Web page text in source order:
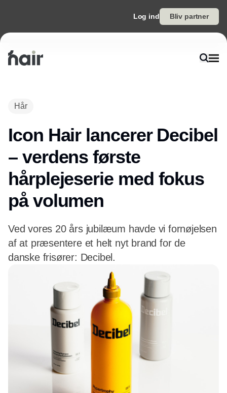
Log ind Bliv partner
Hår
Icon Hair lancerer Decibel
– verdens første
hårplejeserie med fokus
på volumen
Ved vores 20 års jubilæum havde vi fornøjelsen
af at præsentere et helt nyt brand for de
danske frisører: Decibel.